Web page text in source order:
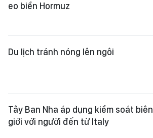
eo biển Hormuz
Du lịch tránh nóng lên ngôi
Tây Ban Nha áp dụng kiểm soát biên
giới với người đến từ Italy